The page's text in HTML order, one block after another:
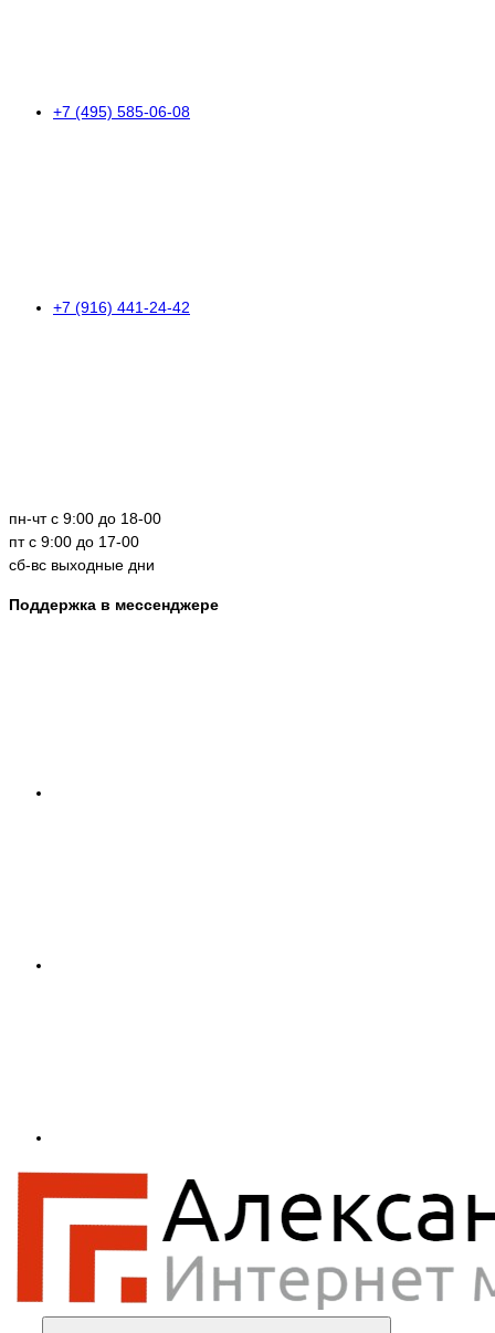
+7 (495) 585-06-08
+7 (916) 441-24-42
пн-чт с 9:00 до 18-00
пт с 9:00 до 17-00
сб-вс выходные дни
Поддержка в мессенджере